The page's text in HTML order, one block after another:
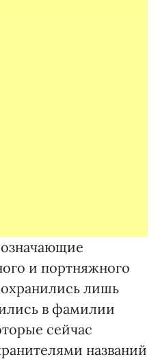
и портняжного
лишь
в фамилии
сейчас
названий